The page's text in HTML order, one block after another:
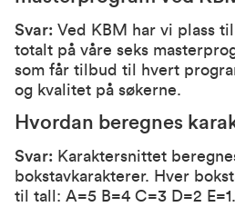
Svar: Ved KBM har vi plass
totalt på våre seks
som får tilbud til hvert
og kvalitet på søkerne.
Hvordan beregnes
Svar: Karaktersnittet
bokstavkarakterer. Hver
til tall: A=5 B=4 C=3 D=2